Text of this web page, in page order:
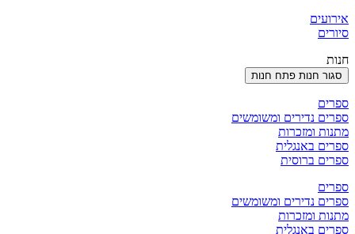
אירועים
סיורים
חנות
סגור חנות פתח חנות
ספרים
ספרים נדירים ומשומשים
מתנות ומזכרות
ספרים באנגלית
ספרים ברוסית
ספרים
ספרים נדירים ומשומשים
מתנות ומזכרות
ספרים באנגלית